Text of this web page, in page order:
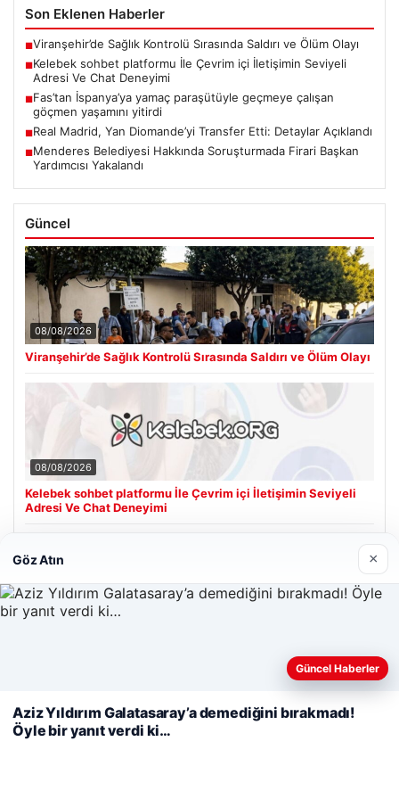
Son Eklenen Haberler
■Viranşehir’de Sağlık Kontrolü Sırasında Saldırı ve Ölüm Olayı
■Kelebek sohbet platformu İle Çevrim içi İletişimin Seviyeli
Adresi Ve Chat Deneyimi
■Fas’tan İspanya’ya yamaç paraşütüyle geçmeye çalışan
göçmen yaşamını yitirdi
■Real Madrid, Yan Diomande’yi Transfer Etti: Detaylar Açıklandı
■Menderes Belediyesi Hakkında Soruşturmada Firari Başkan
Yardımcısı Yakalandı
Güncel
08/08/2026
Viranşehir’de Sağlık Kontrolü Sırasında Saldırı ve Ölüm Olayı
08/08/2026
Kelebek sohbet platformu İle Çevrim içi İletişimin Seviyeli
Adresi Ve Chat Deneyimi
Cengiz Sigorta
Web sitemizi nasıl kullandığınızı daha iyi anlayabilmek,
kullanıyoruz.
Çerez Politikamız
Reddet Kabul Et
Göz Atın ×
Güncel Haberler
Aziz Yıldırım Galatasaray’a demediğini bırakmadı!
Öyle bir yanıt verdi ki…